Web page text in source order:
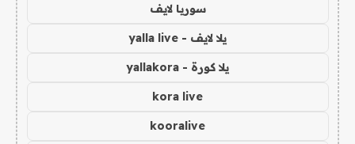
سوريا لايف
يلا لايف - yalla live
يلا كورة - yallakora
kora live
kooralive